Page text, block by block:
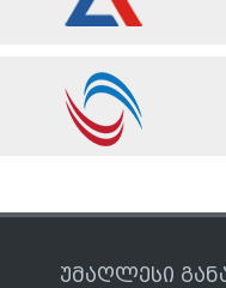
უმაღლესი